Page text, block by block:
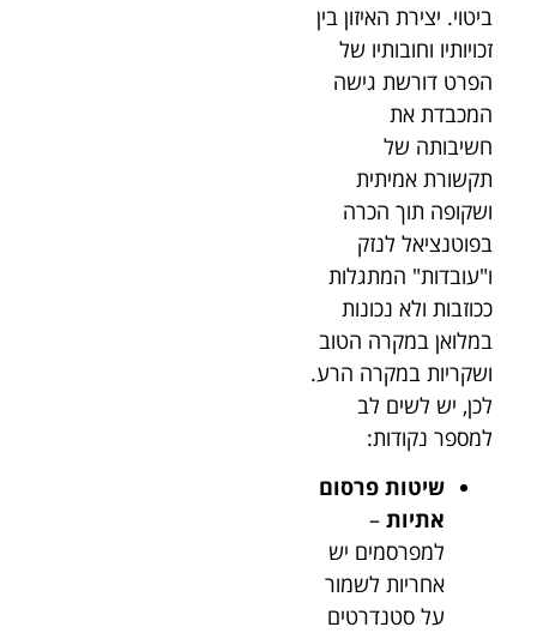
ביטוי. יצירת האיזון בין
זכויותיו וחובותיו של
הפרט דורשת גישה
המכבדת את
חשיבותה של
תקשורת אמיתית
ושקופה תוך הכרה
בפוטנציאל לנזק
ו"עובדות" המתגלות
ככוזבות ולא נכונות
במלואן במקרה הטוב
ושקריות במקרה הרע.
לכן, יש לשים לב
למספר נקודות:
שיטות פרסום
אתיות –
למפרסמים יש
אחריות לשמור
על סטנדרטים